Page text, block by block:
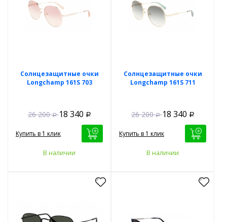
Солнцезащитные очки
Longchamp 161S 703
26 200 Р 18 340 Р
Купить в 1 клик
В наличии
Солнцезащитные очки
Longchamp 161S 711
26 200 Р 18 340 Р
Купить в 1 клик
В наличии